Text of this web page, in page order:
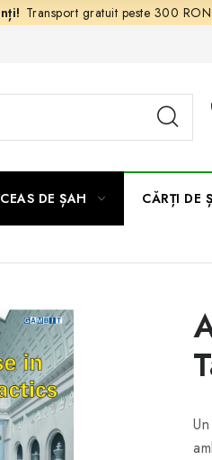
Transport gratuit peste 300 RON
CEAS DE ȘAH CĂRȚI DE